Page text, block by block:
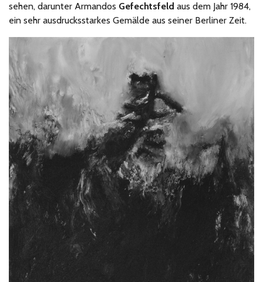
sehen, darunter Armandos Gefechtsfeld aus dem Jahr 1984,
ein sehr ausdrucksstarkes Gemälde aus seiner Berliner Zeit.